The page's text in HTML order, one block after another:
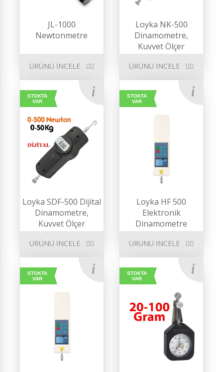
JL-1000
Newtonmetre
ÜRÜNÜ İNCELE
Loyka NK-500
Dinamometre,
Kuvvet Ölçer
ÜRÜNÜ İNCELE
STOKTA
VAR
Loyka SDF-500 Dijital
Dinamometre,
Kuvvet Ölçer
ÜRÜNÜ İNCELE
STOKTA
VAR
Loyka HF 500
Elektronik
Dinamometre
ÜRÜNÜ İNCELE
STOKTA
VAR
STOKTA
VAR